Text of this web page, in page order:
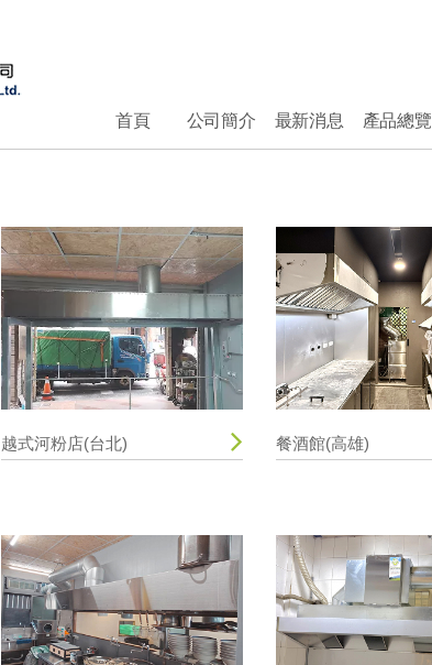
首頁 公司簡介 最新消息 產品總覽
越式河粉店(台北) 餐酒館(高雄)